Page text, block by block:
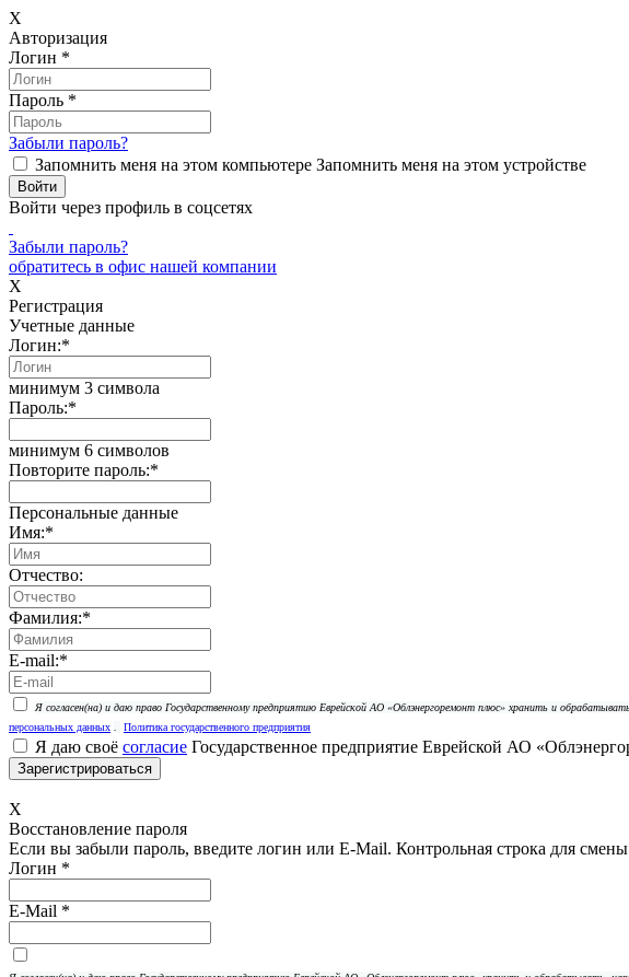
X
Авторизация
Логин *
Пароль *
Забыли пароль?
Запомнить меня на этом компьютере Запомнить меня на этом устройстве
Войти через профиль в соцсетях
Забыли пароль?
обратитесь в офис нашей компании
X
Регистрация
Учетные данные
Логин:*
минимум 3 символа
Пароль:*
минимум 6 символов
Повторите пароль:*
Персональные данные
Имя:*
Отчество:
Фамилия:*
E-mail:*
Я согласен(на) и даю право Государственному предприятию Еврейской АО «Облэнергоремонт плюс» хранить и
персональных данных
Политика государственного предприятия
Я даю своё согласие Государственное предприятие Еврейской АО
X
Восстановление пароля
Если вы забыли пароль, введите логин или E-Mail. Контрольная строка для
Логин *
E-Mail *